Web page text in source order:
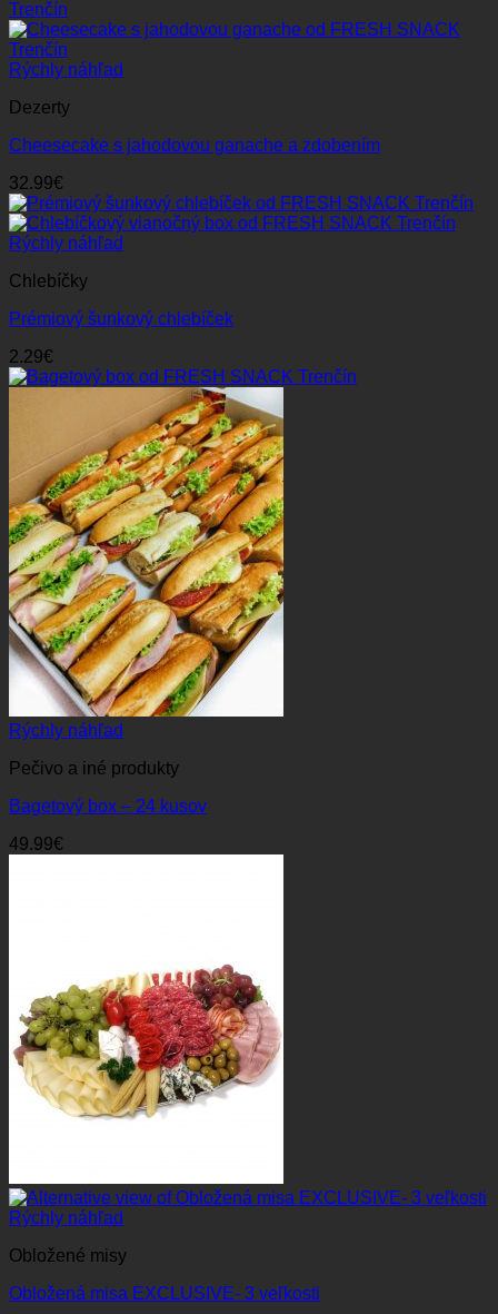
Rýchly náhľad
Dezerty
Cheesecake s jahodovou ganache a zdobením
32.99€
Rýchly náhľad
Chlebíčky
Prémiový šunkový chlebíček
2.29€
Rýchly náhľad
Pečivo a iné produkty
Bagetový box – 24 kusov
49.99€
Rýchly náhľad
Obložené misy
Obložená misa EXCLUSIVE- 3 veľkosti